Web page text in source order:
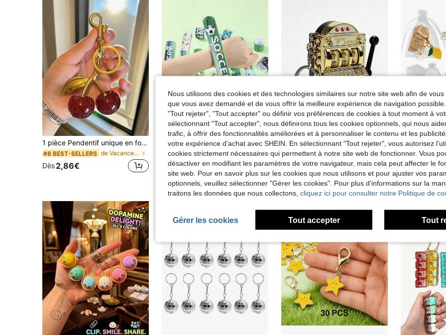
1 pièce Pendentif unique en forme de cerise brillante, pendentif de porte-clés, porte-clés décoratif en forme de cerise avec fermoir, convient comme accessoire de sac, breloques de sac, voyage, portable
#8 BEST-SELLERS de Vacances et fêtes Porte-clés Party Favor Packs
Dès2,86€
12 pièces Bracelets à claquer thème football, bracelets à pression thème football, bracelets farces amusants pour fête d'anniversaire de football, bracelets colorés pour fête d'anniversaire de football, faveurs de fête de football, prix d'événement de football, bracelets de champion de football, décorations de fête de football en plein air, décorations de baby shower, remplissage de sacs thème football, remplissage de sacs de fête de football, cadeaux d'anniversaire pour garçons, cadeaux d'équipe de football, cadeaux de football, souvenirs de football
3,62€
Clients très fidèles
pokemon Porte-clés Machine à Fruits Mini Pokémon, Anneau de Clé à Rouleau Rotatif avec Graphique Anime Mignon, Charm de Sac à Main Décoratif, Pendentif Portable pour Voiture et Sac à Dos, Ornement de Collection Original pour les Vacances
4,38€ #7 BEST-
Dès2,82€
Clients très
Nous utilisons des cookies et des technologies similaires sur notre site web afin de
que vous avez demandé et de vous offrir la meilleure expérience de navigation
"Tout rejeter", "Tout accepter" ou définir vos préférences de cookies à tout moment à
sélectionnant "Tout accepter", nous définirons tous les cookies optionnels, qui nous
trafic, à offrir des fonctionnalités améliorées et à personnaliser le contenu et les
votre expérience d'achat avec SHEIN. En sélectionnant "Tout rejeter", vous autorisez
cookies strictement nécessaires qui permettent à notre site web de fonctionner. Vous
désactiver en modifiant les paramètres de votre navigateur, mais cela peut affecter le
site web. Pour en savoir plus sur les cookies que nous utilisons et pour ajuster vos
optionnels, veuillez sélectionner "Gérer les cookies". Pour plus d'informations sur la
traitons les données que nous collectons, cliquez ici pour consulter notre Politique de
Gérer les cookies Tout accepter Tout